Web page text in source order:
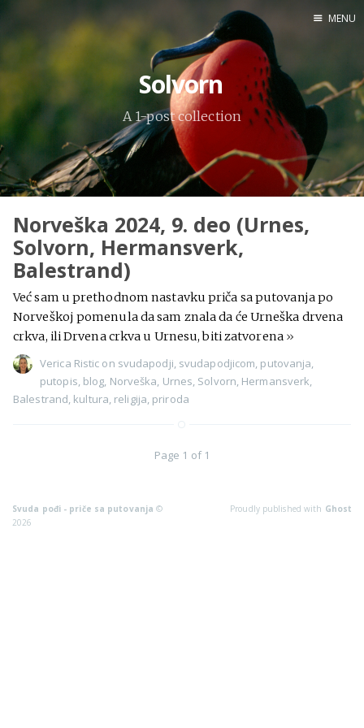
X
Instagram
Sadržaj
MENU
Solvorn
A 1-post collection
Norveška 2024, 9. deo (Urnes,
Solvorn, Hermansverk,
Balestrand)
Već sam u prethodnom nastavku priča sa putovanja po
Norveškoj pomenula da sam znala da će Urneška drvena
crkva, ili Drvena crkva u Urnesu, biti zatvorena »
Verica Ristic on svudapodji svudapodjicom putovanja
putopis blog Norveška Urnes Solvorn Hermansverk
Balestrand kultura religija priroda
Page 1 of 1
Svuda pođi - priče sa putovanja ©
2026
Proudly published with Ghost